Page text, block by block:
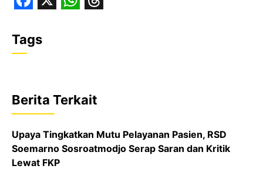
a
c
b
o
o
k
s
A
p
p
a
d
s
Tags
Berita Terkait
Upaya Tingkatkan Mutu Pelayanan Pasien, RSD
Soemarno Sosroatmodjo Serap Saran dan Kritik
Lewat FKP